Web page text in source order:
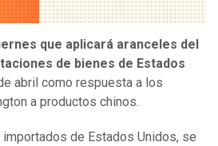
que aplicará aranceles del
de bienes de Estados
abril como respuesta a los
a productos chinos.
de Estados Unidos, se